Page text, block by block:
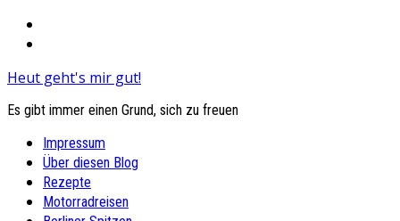
Heut geht's mir gut!
Es gibt immer einen Grund, sich zu freuen
Primary
Menu
Impressum
Über diesen Blog
Rezepte
Motorradreisen